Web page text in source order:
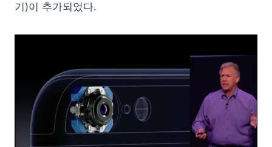
기)이 추가되었다.